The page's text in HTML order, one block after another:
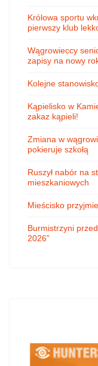
Królowa sportu
pierwszy klub
Wągrowieccy
zapisy na nowy
Kolejne
Kąpielisko w
zakaz kąpieli!
Zmiana w
pokieruje szkołą
Ruszył nabór na
mieszkaniowych
Mieścisko
Burmistrzyni
2026”